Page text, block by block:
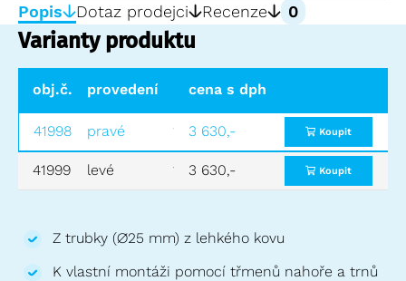
Popis Dotaz prodejci Recenze 0
Varianty produktu
obj.č. provedení hmotnost (kg)
cena s dph
41998 pravé 1,0 3 000,-
3 630,- Koupit
41999 levé 1,0 3 000,-
3 630,- Koupit
Z trubky (∅25 mm) z lehkého kovu
K vlastní montáži pomocí třmenů nahoře a trnů